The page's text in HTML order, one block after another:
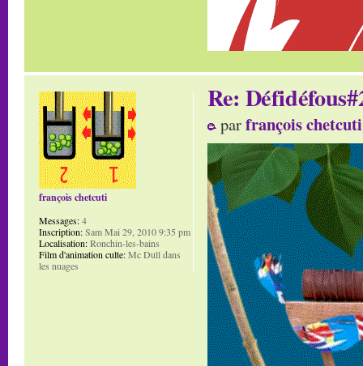
Re:
parfrançois chetcuti
françois chetcuti
Messages:4
Inscription:Sam Mai 29, 2010 9:35 pm
Localisation:Ronchin-les-bains
Film d'animation culte:Mc Dull dans
les nuages